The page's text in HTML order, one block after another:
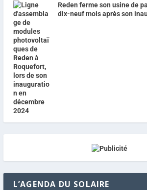
Reden ferme son usine de
dix-neuf mois après son
L’AGENDA DU SOLAIRE